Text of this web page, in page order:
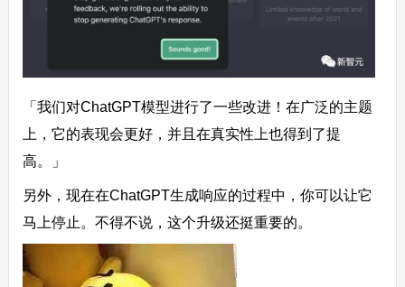
「我们对ChatGPT模型进行了一些改进！在广泛的主题
上，它的表现会更好，并且在真实性上也得到了提
高。」
另外，现在在ChatGPT生成响应的过程中，你可以让它
马上停止。不得不说，这个升级还挺重要的。